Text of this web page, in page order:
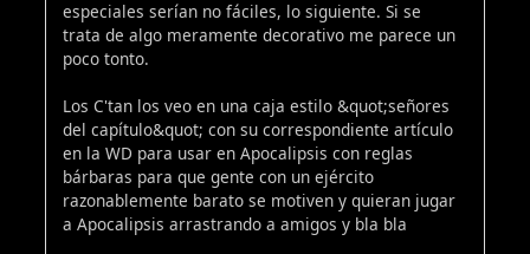
especiales serían no fáciles, lo siguiente. Si se
trata de algo meramente decorativo me parece un
poco tonto.
Los C'tan los veo en una caja estilo &quot;señores
del capítulo&quot; con su correspondiente artículo
en la WD para usar en Apocalipsis con reglas
bárbaras para que gente con un ejército
razonablemente barato se motiven y quieran jugar
a Apocalipsis arrastrando a amigos y bla bla